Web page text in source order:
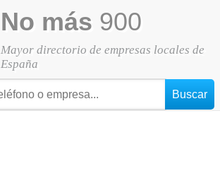
No más 900
Mayor directorio de empresas locales de
España